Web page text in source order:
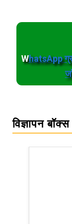
WhatsApp
विज्ञापन बॉक्स